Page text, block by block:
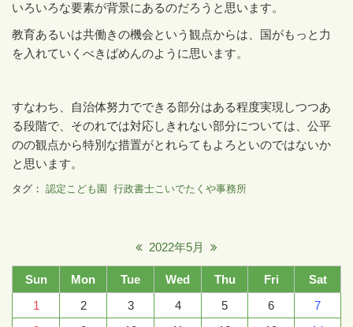
2022年5月
Sun Mon Tue Wed Thu Fri
Sat
1
2 3 4 5 6
7
いろいろな要素が背景にあるのだろうと思います。
教育あるいは共働きの機会という観点からは、国がもっと力
を入れていくべきばめんのように思います。
すなわち、自治体努力でできる部分はある程度実現しつつあ
る段階で、そのれでは対応しきれない部分については、公平
のの観点から特別な措置がとれらてもよろといのではないか
と思います。
タグ： 認定こども園 行政書士こいでたくや事務所